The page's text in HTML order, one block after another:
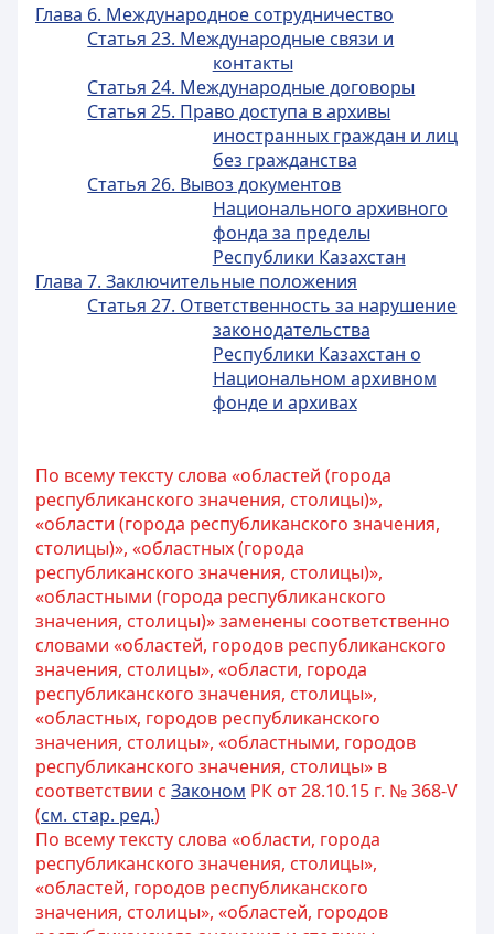
Глава 6. Международное сотрудничество
Статья 23. Международные связи и
контакты
Статья 24. Международные договоры
Статья 25. Право доступа в архивы
иностранных граждан и лиц
без гражданства
Статья 26. Вывоз документов
Национального архивного
фонда за пределы
Республики Казахстан
Глава 7. Заключительные положения
Статья 27. Ответственность за нарушение
законодательства
Республики Казахстан о
Национальном архивном
фонде и архивах
По всему тексту слова «областей (города
республиканского значения, столицы)»,
«области (города республиканского значения,
столицы)», «областных (города
республиканского значения, столицы)»,
«областными (города республиканского
значения, столицы)» заменены соответственно
словами «областей, городов республиканского
значения, столицы», «области, города
республиканского значения, столицы»,
«областных, городов республиканского
значения, столицы», «областными, городов
республиканского значения, столицы» в
соответствии с Законом РК от 28.10.15 г. № 368-V
(см. стар. ред.)
По всему тексту слова «области, города
республиканского значения, столицы»,
«областей, городов республиканского
значения, столицы», «областей, городов